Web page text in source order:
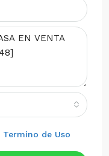
Termino de Uso